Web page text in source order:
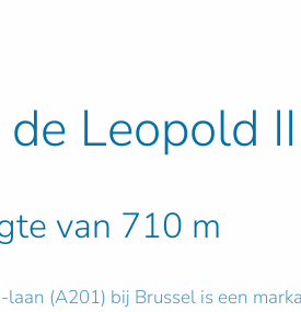
Leopold
van 710 m
laan (A201) bij Brussel is een